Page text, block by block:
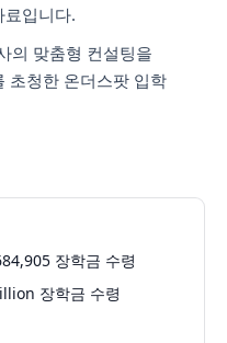
입니다.
의 맞춤형 컨설팅을
초청한 온더스팟 입학
장학금 수령
장학금 수령